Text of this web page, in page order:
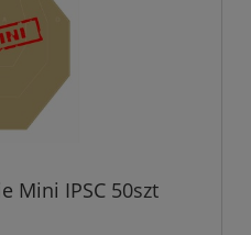
Mini IPSC 50szt